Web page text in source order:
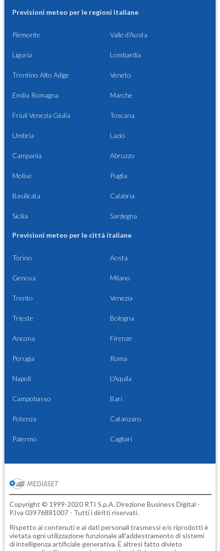
Previsioni meteo per le regioni italiane
Piemonte Valle d'Aosta
Liguria Lombardia
Trentino Alto Adige Veneto
Emilia Romagna Marche
Friuli Venezia Giulia Toscana
Umbria Lazio
Campania Abruzzo
Molise Puglia
Basilicata Calabria
Sicilia Sardegna
Previsioni meteo per le città italiane
Torino Aosta
Genova Milano
Trento Venezia
Trieste Bologna
Ancona Firenze
Perugia Roma
Napoli L'Aquila
Campobasso Bari
Potenza Catanzaro
Palermo Cagliari
Copyright © 1999-2020 RTI S.p.A. Direzione Business Digital -
P.Iva 03976881007 - Tutti i diritti riservati.
Rispetto ai contenuti e ai dati personali trasmessi e/o riprodotti è
vietata ogni utilizzazione funzionale all'addestramento di sistemi
di intelligenza artificiale generativa. È altresì fatto divieto